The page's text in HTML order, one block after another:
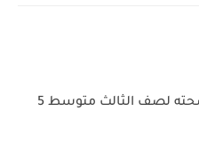
مرشحات مادة الانسان وصحته لصف الثالث متوسط 5